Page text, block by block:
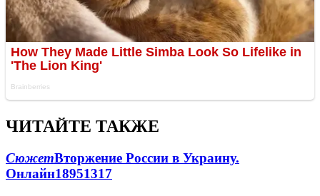
ЧИТАЙТЕ ТАКЖЕ
СюжетВторжение России в Украину.
Онлайн18951317